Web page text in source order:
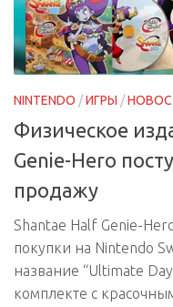
NINTENDO /ИГРЫ /
Физическое
Genie-Hero
продажу
Shantae Half Genie-
покупки на Nintendo
название “Ultimate
комплекте с